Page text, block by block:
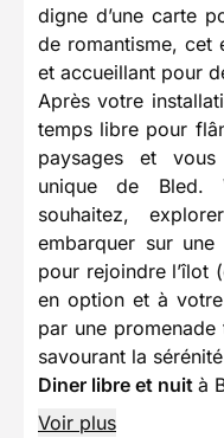
digne d’une carte
de romantisme, cet
et accueillant pour
Après votre
temps libre pour
paysages et vous
unique de Bled.
souhaitez,
embarquer sur
pour rejoindre l’îlot
en option et à
par une promenade
savourant la
Diner libre et nuit à
Voir plus